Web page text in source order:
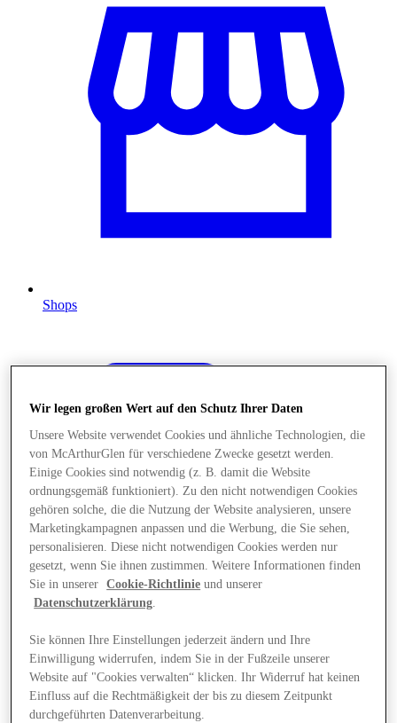
Shops
Angebote
Wir legen großen Wert auf den Schutz Ihrer Daten
Unsere Website verwendet Cookies und ähnliche Technologien, die
von McArthurGlen für verschiedene Zwecke gesetzt werden.
Einige Cookies sind notwendig (z. B. damit die Website
ordnungsgemäß funktioniert). Zu den nicht notwendigen Cookies
gehören solche, die die Nutzung der Website analysieren, unsere
Marketingkampagnen anpassen und die Werbung, die Sie sehen,
personalisieren. Diese nicht notwendigen Cookies werden nur
gesetzt, wenn Sie ihnen zustimmen. Weitere Informationen finden
Sie in unserer
Cookie-Richtlinie und unserer
Datenschutzerklärung.
Sie können Ihre Einstellungen jederzeit ändern und Ihre
Einwilligung widerrufen, indem Sie in der Fußzeile unserer
Website auf "Cookies verwalten“ klicken. Ihr Widerruf hat keinen
Einfluss auf die Rechtmäßigkeit der bis zu diesem Zeitpunkt
durchgeführten Datenverarbeitung.